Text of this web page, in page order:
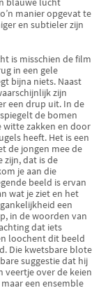
manier opgevat te
en subtieler zijn
is misschien de film
in een gele
bijna niets. Naast
zijn
een drup uit. In de
de bomen
witte zakken en door
heeft. Het is een
de jongen mee de
dat is de
je aan die
beeld is ervan
wat je ziet en het
een
in de woorden van
dat iets
loochent dit beeld
Die kwetsbare blote
suggestie dat hij
veertje over de keien
een ensemble